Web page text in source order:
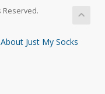
Reserved.
About Just My Socks